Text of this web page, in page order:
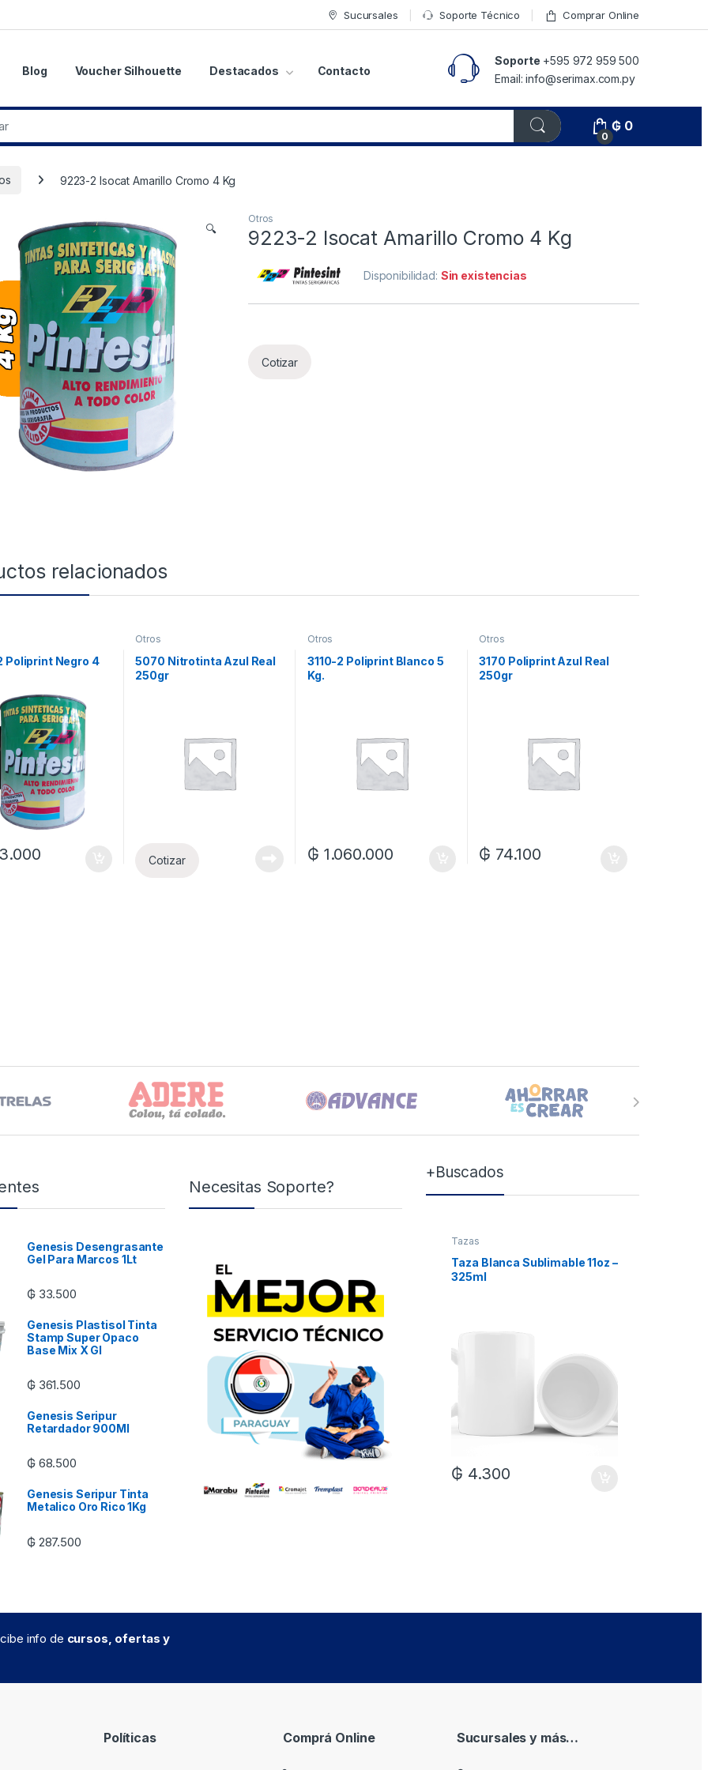
Sucursales Soporte Técnico Comprar Online
Blog Voucher Silhouette Destacados Contacto
Soporte +595 972 959 500
Email: info@serimax.com.py
0
₲ 0
9223-2 Isocat Amarillo Cromo 4 Kg
🔍
Otros
9223-2 Isocat Amarillo Cromo 4 Kg
Disponibilidad: Sin existencias
Cotizar
relacionados
Poliprint Negro 4
Otros
5070 Nitrotinta Azul Real
250gr
Cotizar
Otros
3110-2 Poliprint Blanco 5
Kg.
₲ 1.060.000
Otros
3170 Poliprint Azul Real
250gr
₲ 74.100
Genesis Desengrasante
Gel Para Marcos 1Lt
₲ 33.500
Genesis Plastisol Tinta
Stamp Super Opaco
Base Mix X Gl
₲ 361.500
Genesis Seripur
Retardador 900Ml
₲ 68.500
Genesis Seripur Tinta
Metalico Oro Rico 1Kg
₲ 287.500
Necesitas Soporte?
+Buscados
Tazas
Taza Blanca Sublimable 11oz –
325ml
₲ 4.300
info de cursos, ofertas y
Políticas Comprá Online Sucursales y más…